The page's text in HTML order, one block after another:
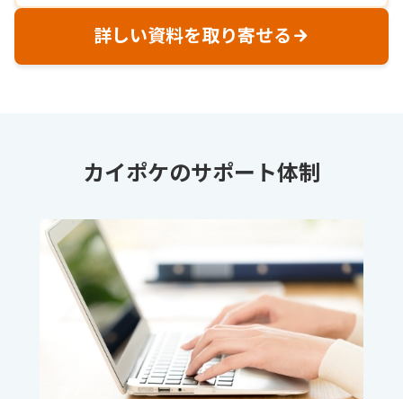
詳しい資料を取り寄せる
カイポケのサポート体制